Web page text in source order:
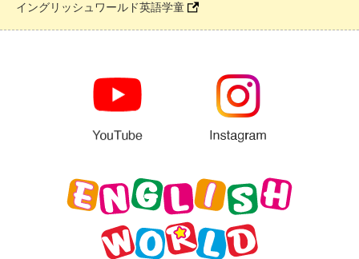
イングリッシュワールド英語学童